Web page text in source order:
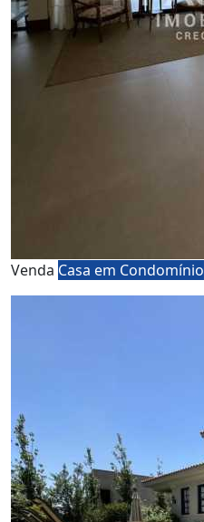
Venda Casa em Condomínio